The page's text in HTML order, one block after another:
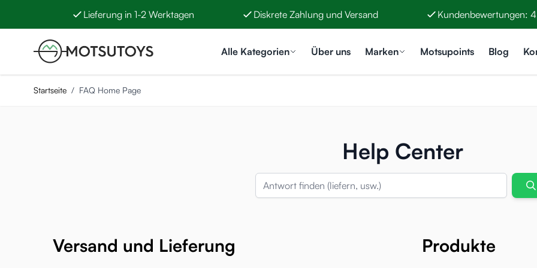
Lieferung in 1-2 Werktagen Diskrete Zahlung und Versand Kundenbewertungen:
Alle Kategorien
Über uns Marken Motsupoints Blog
Startseite / FAQ Home Page
Help Center
Versand und Lieferung Produkte